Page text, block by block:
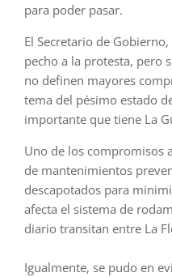
para poder pasar.
El Secretario de
pecho a la protesta, pero
no definen mayores
tema del pésimo estado
importante que tiene La
Uno de los compromisos
de mantenimientos
descapotados para
afecta el sistema de
diario transitan entre La
Igualmente, se pudo en